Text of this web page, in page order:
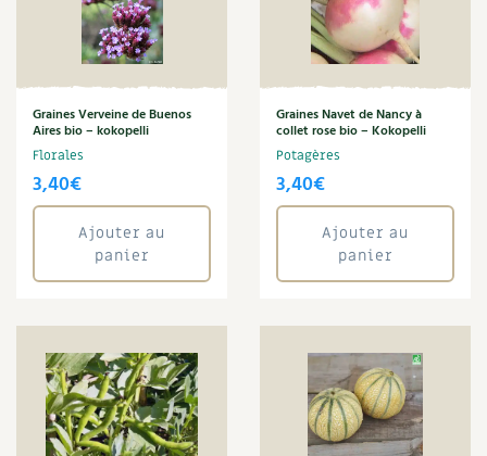
Graines Verveine de Buenos
Aires bio – kokopelli
Florales
3,40€
Ajouter au
panier
Graines Navet de Nancy à
collet rose bio – Kokopelli
Potagères
3,40€
Ajouter au
panier